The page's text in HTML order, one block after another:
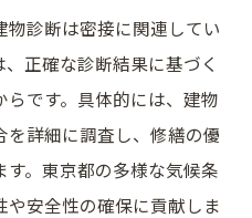
診断は密接に関連してい
正確な診断結果に基づく
です。具体的には、建物
詳細に調査し、修繕の優
。東京都の多様な気候条
安全性の確保に貢献しま